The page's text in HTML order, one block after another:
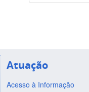
Atuação
Acesso à Informação